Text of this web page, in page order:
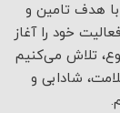
فروشگاه اینترنتی زیبا فام از اسفند ماه ۱۴۰۳ با هدف تامین و
خود را آغاز
تلاش می‌کنیم
شادابی و